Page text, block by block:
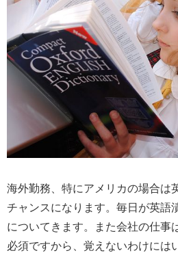
海外勤務、特にアメリカの場合は
チャンスになります。毎日が英語
についてきます。また会社の仕事
必須ですから、覚えないわけには